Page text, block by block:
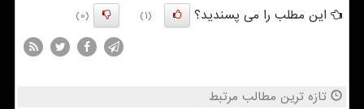
این مطلب را می پسندید؟
(1)
(0)
تازه ترین مطالب مرتبط